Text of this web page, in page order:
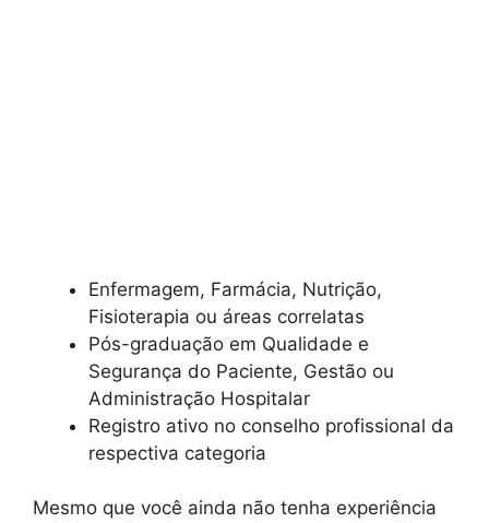
Enfermagem, Farmácia, Nutrição,
Fisioterapia ou áreas correlatas
Pós-graduação em Qualidade e
Segurança do Paciente, Gestão ou
Administração Hospitalar
Registro ativo no conselho profissional da
respectiva categoria
Mesmo que você ainda não tenha experiência